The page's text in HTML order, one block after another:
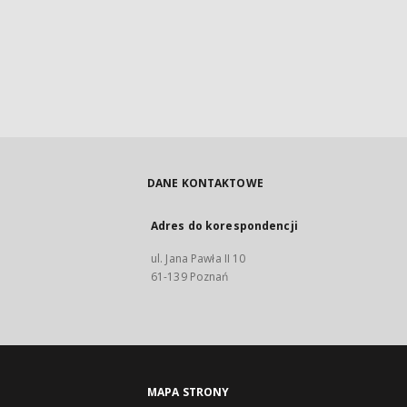
DANE KONTAKTOWE
Adres do korespondencji
ul. Jana Pawła II 10
61-139 Poznań
MAPA STRONY